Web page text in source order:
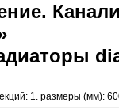
1. размеры (мм):